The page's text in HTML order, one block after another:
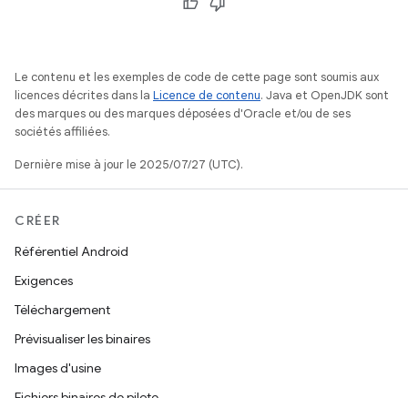
Le contenu et les exemples de code de cette page sont soumis aux
licences décrites dans la Licence de contenu. Java et OpenJDK sont
des marques ou des marques déposées d'Oracle et/ou de ses
sociétés affiliées.
Dernière mise à jour le 2025/07/27 (UTC).
CRÉER
Référentiel Android
Exigences
Téléchargement
Prévisualiser les binaires
Images d'usine